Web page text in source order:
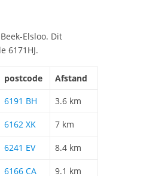
Elsloo. Dit
6171HJ.
postcode
Afstand
6191 BH 3.6 km
6162 XK 7 km
6241 EV 8.4 km
6166 CA 9.1 km